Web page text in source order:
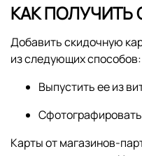
КАК ПОЛУЧИТЬ
Добавить скидочную
из следующих способов:
Выпустить ее из
Карты от магазинов-